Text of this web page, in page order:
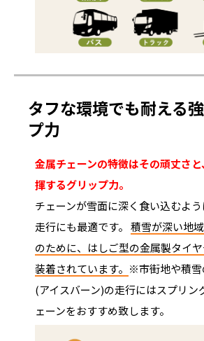
タフな環境でも耐える
プ力
金属チェーンの特徴はその頑丈さ
揮するグリップ力。
チェーンが雪面に深く食い込むよ
走行にも最適です。 積雪が深い地
のために、はしご型の金属製タイ
装着されています。 ※市街地や積
(アイスバーン)の走行にはスプリン
ェーンをおすすめ致します。